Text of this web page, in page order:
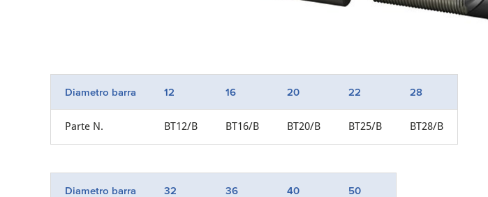
Diametro barra 12 16 20 22 28
Parte N. BT12/B BT16/B BT20/B BT25/B BT28/B
Diametro barra 32 36 40 50